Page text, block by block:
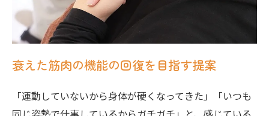
衰えた筋肉の機能の回復を目指す提案
「運動していないから身体が硬くなってきた」「いつも